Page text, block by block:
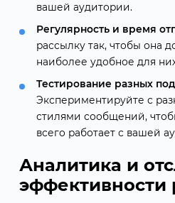
вашей аудитории.
Регулярность и время
рассылку так, чтобы она
наиболее удобное для
Тестирование разных
Экспериментируйте с
стилями сообщений,
всего работает с вашей
Аналитика и
эффективности